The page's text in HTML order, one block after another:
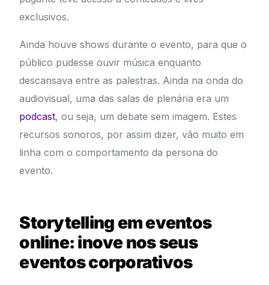
exclusivos.
Ainda houve shows durante o evento, para que o
público pudesse ouvir música enquanto
descansava entre as palestras. Ainda na onda do
audiovisual, uma das salas de plenária era um
podcast, ou seja, um debate sem imagem. Estes
recursos sonoros, por assim dizer, vão muito em
linha com o comportamento da persona do
evento.
Storytelling em eventos
online: inove nos seus
eventos corporativos